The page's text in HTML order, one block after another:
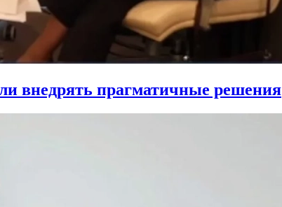
внедрять прагматичные решения